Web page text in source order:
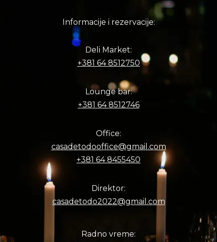
Informacije i rezervacije:
Deli Market:
+381 64 8512750
Lounge bar:
+381 64 8512746
Office:
casadetodooffice@gmail.com
+381 64 8455450
Direktor:
casadetodo2022@gmail.com
Radno vreme: